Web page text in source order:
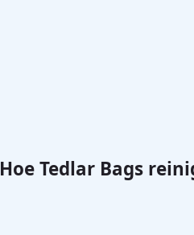
Hoe Tedlar Bags